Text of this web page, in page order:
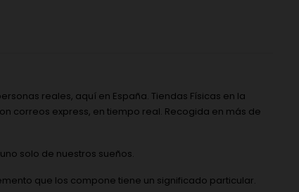
reales, aquí en España. Tiendas Físicas en la
correos express, en tiempo real. Recogida en más de
solo de nuestros sueños.
que los compone tiene un significado particular.